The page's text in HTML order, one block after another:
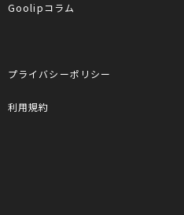
Goolipコラム
プライバシーポリシー
利用規約